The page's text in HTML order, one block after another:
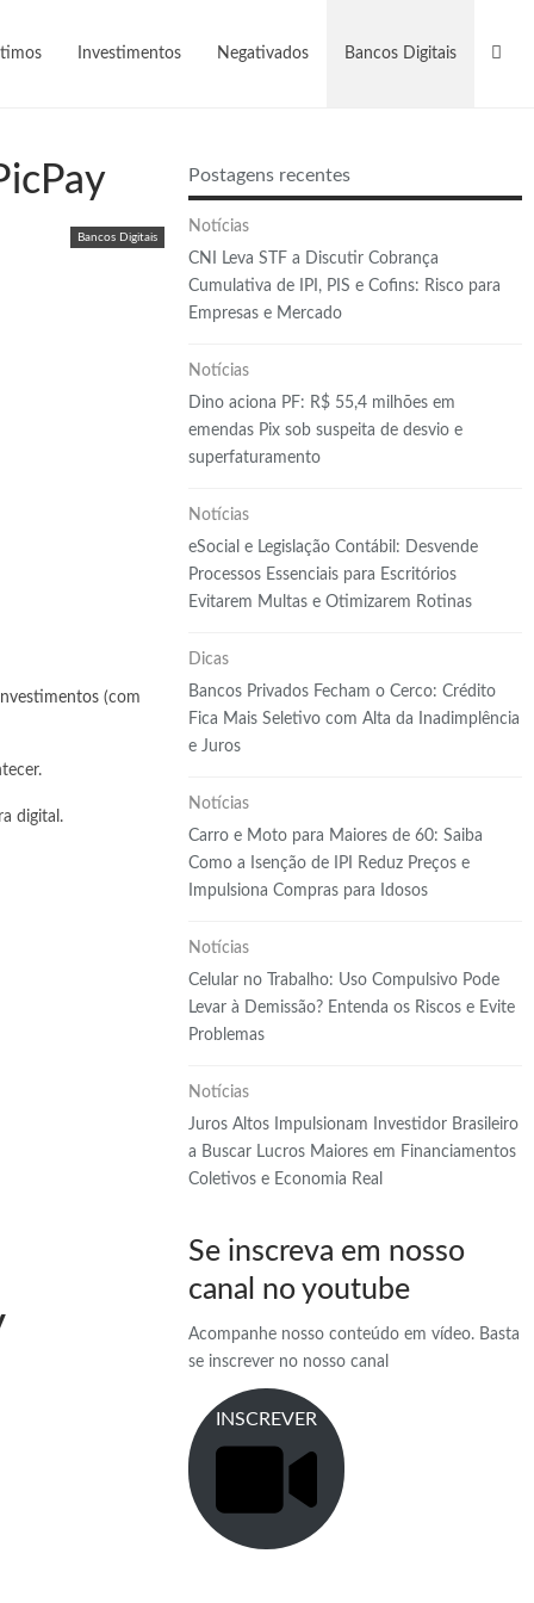
Investimentos Negativados Bancos Digitais
Bancos Digitais
Investimentos (com
digital.
Postagens recentes
Notícias
CNI Leva STF a Discutir Cobrança
Cumulativa de IPI, PIS e Cofins: Risco para
Empresas e Mercado
Notícias
Dino aciona PF: R$ 55,4 milhões em
emendas Pix sob suspeita de desvio e
superfaturamento
Notícias
eSocial e Legislação Contábil: Desvende
Processos Essenciais para Escritórios
Evitarem Multas e Otimizarem Rotinas
Dicas
Bancos Privados Fecham o Cerco: Crédito
Fica Mais Seletivo com Alta da Inadimplência
e Juros
Notícias
Carro e Moto para Maiores de 60: Saiba
Como a Isenção de IPI Reduz Preços e
Impulsiona Compras para Idosos
Notícias
Celular no Trabalho: Uso Compulsivo Pode
Levar à Demissão? Entenda os Riscos e Evite
Problemas
Notícias
Juros Altos Impulsionam Investidor Brasileiro
a Buscar Lucros Maiores em Financiamentos
Coletivos e Economia Real
Se inscreva em nosso
canal no youtube
Acompanhe nosso conteúdo em vídeo. Basta
se inscrever no nosso canal
INSCREVER